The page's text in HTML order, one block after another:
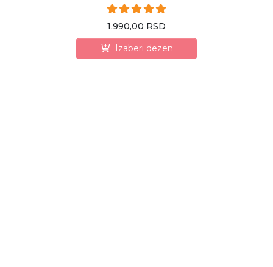
1.990,00 RSD
Izaberi dezen